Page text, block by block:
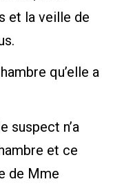
et la veille de
qu’elle a
suspect n’a
et ce
de Mme